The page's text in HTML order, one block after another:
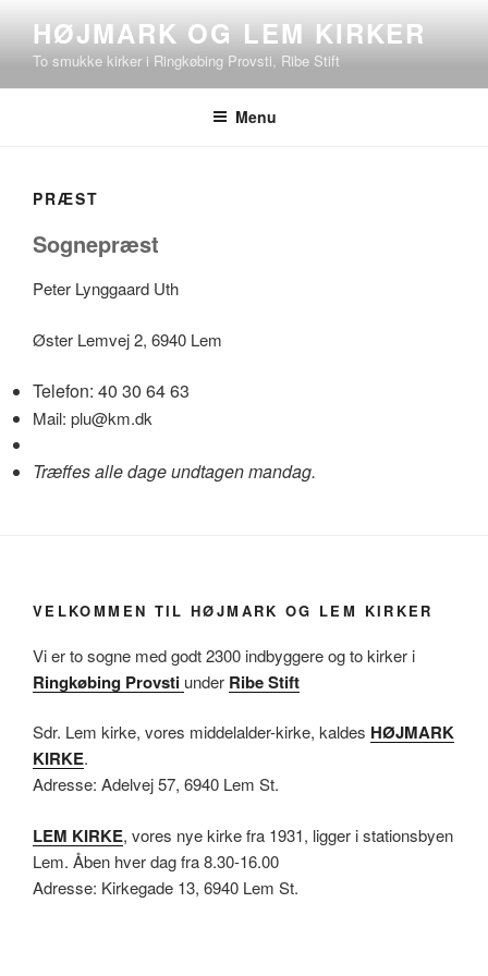
indhold
HØJMARK OG LEM KIRKER
To smukke kirker i Ringkøbing Provsti, Ribe Stift
Menu
PRÆST
Sognepræst
Peter Lynggaard Uth
Øster Lemvej 2, 6940 Lem
Telefon: 40 30 64 63
Mail: plu@km.dk
Træffes alle dage undtagen mandag.
VELKOMMEN TIL HØJMARK OG LEM KIRKER
Vi er to sogne med godt 2300 indbyggere og to kirker i
Ringkøbing Provsti under Ribe Stift
Sdr. Lem kirke, vores middelalder-kirke, kaldes HØJMARK
KIRKE.
Adresse: Adelvej 57, 6940 Lem St.
LEM KIRKE, vores nye kirke fra 1931, ligger i stationsbyen
Lem. Åben hver dag fra 8.30-16.00
Adresse: Kirkegade 13, 6940 Lem St.